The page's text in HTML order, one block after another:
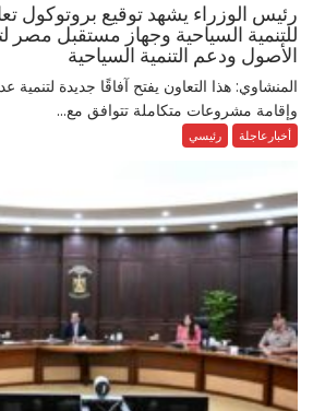
رئيس الوزراء يشهد توقيع بروتوكول
للتنمية السياحية وجهاز مستقبل مصر
الأصول ودعم التنمية السياحية
المنشاوي: هذا التعاون يفتح آفاقًا جديدة لتنمية
وإقامة مشروعات متكاملة تتوافق مع...
أخبارعاجلة رئيسي